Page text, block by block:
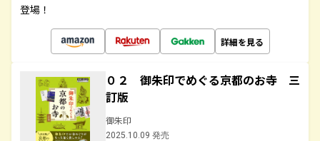
登場！
詳細を見る
０２ 御朱印でめぐる京都のお寺 三
訂版
御朱印
2025.10.09 発売